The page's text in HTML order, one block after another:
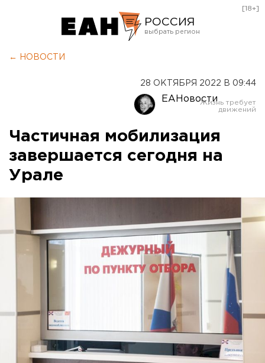
РОССИЯ
Оренбург
[18+]
← НОВОСТИ
28 ОКТЯБРЯ 2022 В 09:44
ЕАНовости
Частичная мобилизация
завершается сегодня на
Урале